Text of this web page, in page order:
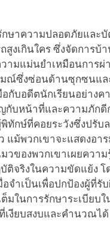
ษาความปลอดภัยและบั
สูงเกินใคร ซึ่งจัดการบ้
ามแม่นยำเหมือนการผ่
ณ์ซึ่งซ่อนด้านซุกซนแล
กับอดีตนักเรียนอย่างคา
กับหน้าที่และความภักดี
ทักษ์ที่คอยระวังซึ่งปรับ
แม้พวกเขาจะแสดงอา
วของพวกเขาเผยควา
ติจริงในความขัดแย้ง โ
จำเป็นเพื่อปกป้องผู้ที่รั
ต็มในการรักษาระเบียบ
งียบสงบและคำนวณได้